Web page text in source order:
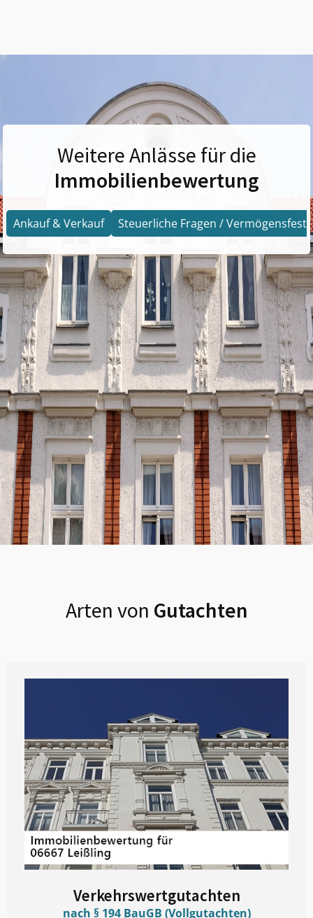
Weitere Anlässe für die
Immobilienbewertung
Ankauf & Verkauf Steuerliche Fragen /
Arten von Gutachten
Verkehrswertgutachten
nach § 194 BauGB (Vollgutachten)